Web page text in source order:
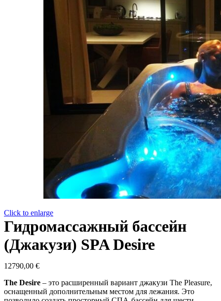
Click to enlarge
Гидромассажный бассейн
(Джакузи) SPA Desire
12790,00 €
The Desire – это расширенный вариант джакузи The Pleasure,
оснащенный дополнительным местом для лежания. Это